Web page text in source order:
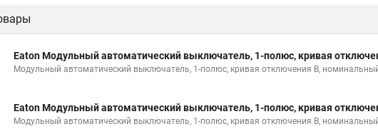
Eaton Модульный автоматический выключатель, 1-полюс, кривая
Модульный автоматический выключатель, 1-полюс, кривая отключения B,
Eaton Модульный автоматический выключатель, 1-полюс, кривая
Модульный автоматический выключатель, 1-полюс, кривая отключения B,